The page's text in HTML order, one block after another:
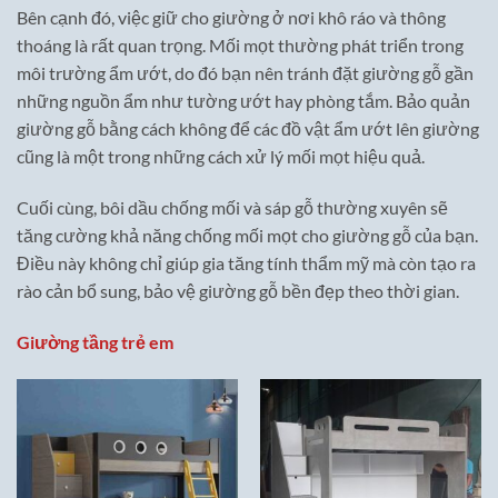
Bên cạnh đó, việc giữ cho giường ở nơi khô ráo và thông
thoáng là rất quan trọng. Mối mọt thường phát triển trong
môi trường ẩm ướt, do đó bạn nên tránh đặt giường gỗ gần
những nguồn ẩm như tường ướt hay phòng tắm. Bảo quản
giường gỗ bằng cách không để các đồ vật ẩm ướt lên giường
cũng là một trong những cách xử lý mối mọt hiệu quả.
Cuối cùng, bôi dầu chống mối và sáp gỗ thường xuyên sẽ
tăng cường khả năng chống mối mọt cho giường gỗ của bạn.
Điều này không chỉ giúp gia tăng tính thẩm mỹ mà còn tạo ra
rào cản bổ sung, bảo vệ giường gỗ bền đẹp theo thời gian.
Giường tầng trẻ em